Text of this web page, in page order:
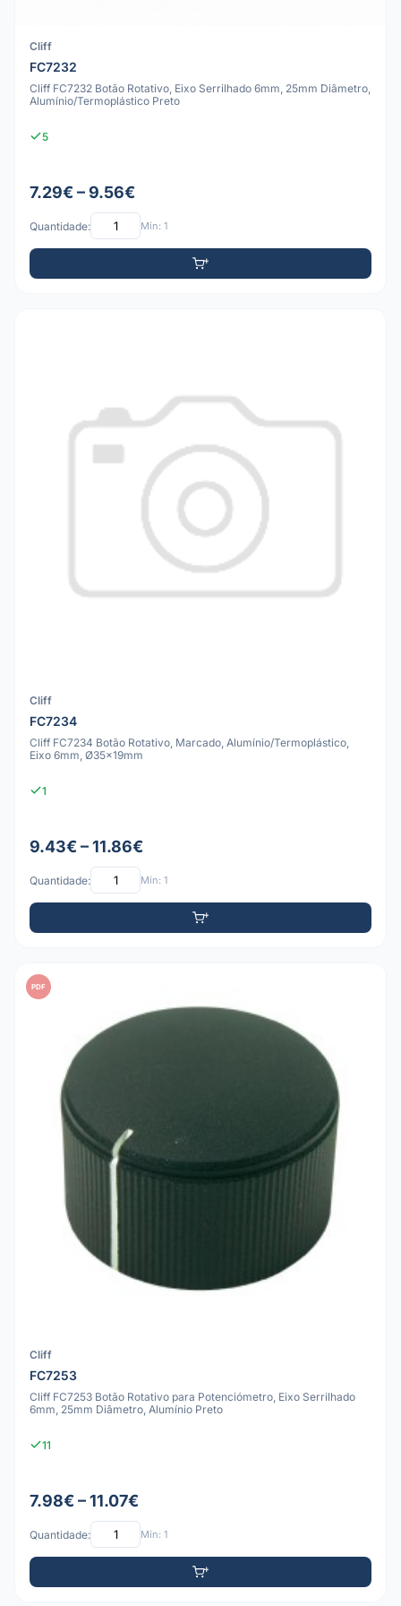
Cliff
FC7232
Cliff FC7232 Botão Rotativo, Eixo Serrilhado 6mm, 25mm Diâmetro,
Alumínio/Termoplástico Preto
5
7.29€ – 9.56€
Quantidade: Mín: 1
Cliff
FC7234
Cliff FC7234 Botão Rotativo, Marcado, Alumínio/Termoplástico,
Eixo 6mm, Ø35x19mm
1
9.43€ – 11.86€
Quantidade: Mín: 1
PDF
Cliff
FC7253
Cliff FC7253 Botão Rotativo para Potenciómetro, Eixo Serrilhado
6mm, 25mm Diâmetro, Alumínio Preto
11
7.98€ – 11.07€
Quantidade: Mín: 1